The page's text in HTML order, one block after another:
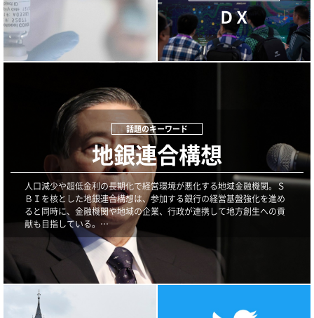
地銀連合構想
人口減少や超低金利の長期化で経営環境が悪化する地域金融機関。Ｓ
ＢＩを核とした地銀連合構想は、参加する銀行の経営基盤強化を進め
ると同時に、金融機関や地域の企業、行政が連携して地方創生への貢
献も目指している。…
ＤＸ